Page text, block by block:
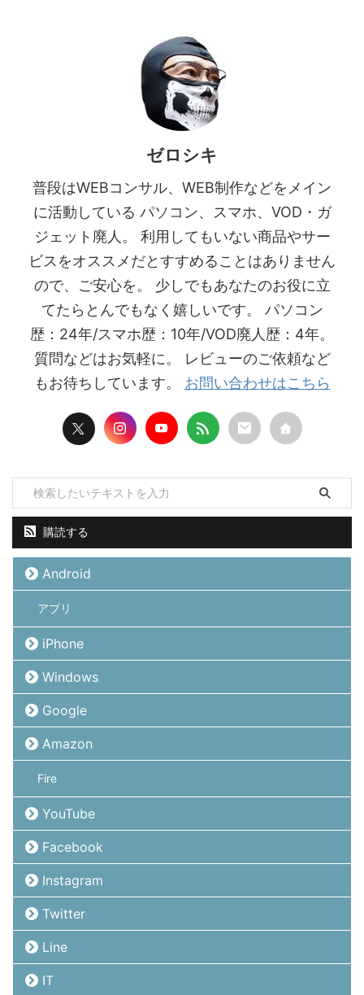
ゼロシキ
普段はWEBコンサル、WEB制作などをメイン
に活動している パソコン、スマホ、VOD・ガ
ジェット廃人。 利用してもいない商品やサー
ビスをオススメだとすすめることはありません
ので、ご安心を。 少しでもあなたのお役に立
てたらとんでもなく嬉しいです。 パソコン
歴：24年/スマホ歴：10年/VOD廃人歴：4年。
質問などはお気軽に。 レビューのご依頼など
もお待ちしています。 お問い合わせはこちら
購読する
Android
アプリ
iPhone
Windows
Google
Amazon
Fire
YouTube
Facebook
Instagram
Twitter
Line
IT